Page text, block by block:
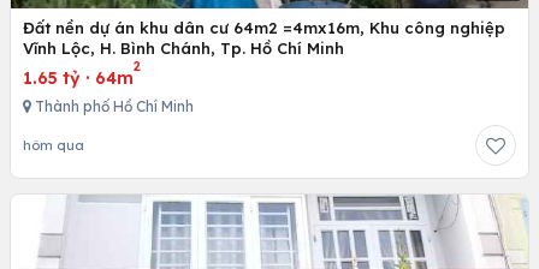
Đất nền dự án khu dân cư 64m2 =4mx16m, Khu công nghiệp
Vĩnh Lộc, H. Bình Chánh, Tp. Hồ Chí Minh
1.65 tỷ · 64m
2
Thành phố Hồ Chí Minh
hôm qua